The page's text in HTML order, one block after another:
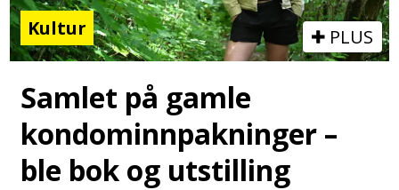
Kultur PLUS
Samlet på gamle
kondominnpakninger –
ble bok og utstilling